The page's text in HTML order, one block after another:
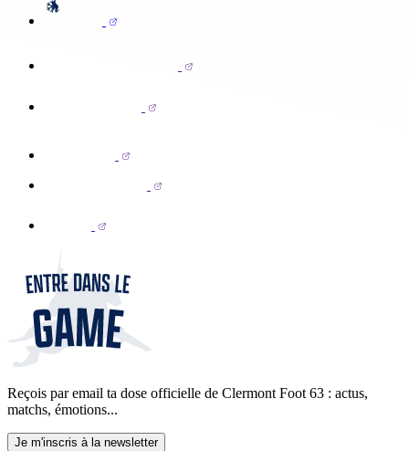
Reçois par email ta dose officielle de Clermont Foot 63 : actus,
matchs, émotions...
Je m'inscris à la newsletter